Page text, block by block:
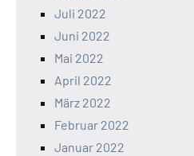
Juli 2022
Juni 2022
Mai 2022
April 2022
März 2022
Februar 2022
Januar 2022